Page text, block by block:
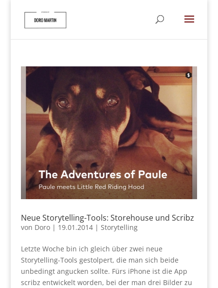
Neue Storytelling-Tools: Storehouse und Scribz
von Doro| 19.01.2014| Storytelling
Letzte Woche bin ich gleich über zwei neue
Storytelling-Tools gestolpert, die man sich beide
unbedingt angucken sollte. Fürs iPhone ist die App
scribz entwickelt worden, bei der man drei Bilder zu